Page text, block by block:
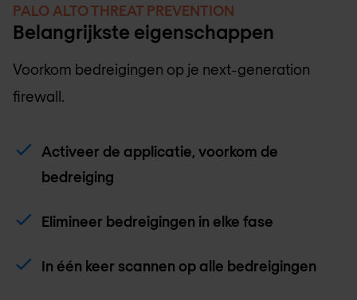
PALO ALTO THREAT PREVENTION
Belangrijkste eigenschappen
Voorkom bedreigingen op je next-generation
firewall.
Activeer de applicatie, voorkom de
bedreiging
Elimineer bedreigingen in elke fase
In één keer scannen op alle bedreigingen